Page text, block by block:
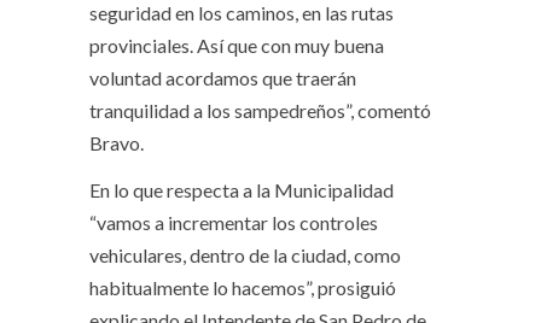
seguridad en los caminos, en las rutas
provinciales. Así que con muy buena
voluntad acordamos que traerán
tranquilidad a los sampedreños”, comentó
Bravo.
En lo que respecta a la Municipalidad
“vamos a incrementar los controles
vehiculares, dentro de la ciudad, como
habitualmente lo hacemos”, prosiguió